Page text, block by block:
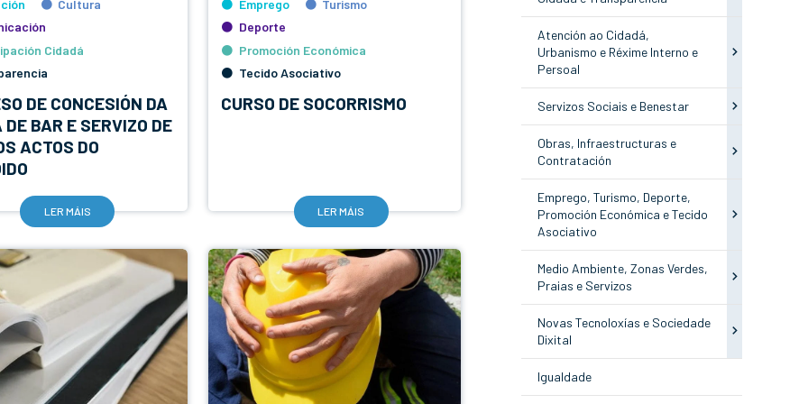
Cultura
Cidadá
DE CONCESIÓN DA
BAR E SERVIZO DE
ACTOS DO
LER MÁIS
Emprego
Turismo
Deporte
Promoción Económica
Tecido Asociativo
CURSO DE SOCORRISMO
LER MÁIS
Atención ao Cidadá,
Urbanismo e Réxime Interno e
Persoal
Servizos Sociais e Benestar
Obras, Infraestructuras e
Contratación
Emprego, Turismo, Deporte,
Promoción Económica e Tecido
Asociativo
Medio Ambiente, Zonas Verdes,
Praias e Servizos
Novas Tecnoloxías e Sociedade
Dixital
Igualdade